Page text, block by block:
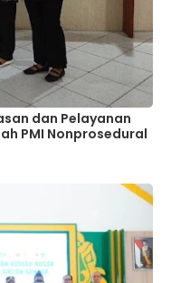
dan Pelayanan
PMI Nonprosedural